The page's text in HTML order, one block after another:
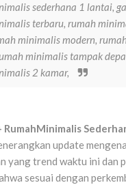
sederhana 1 lantai,
terbaru, rumah
minimalis modern,
minimalis tampak
2 kamar,
RumahMinimalis
update
yang trend waktu ini dan
sesuai dengan